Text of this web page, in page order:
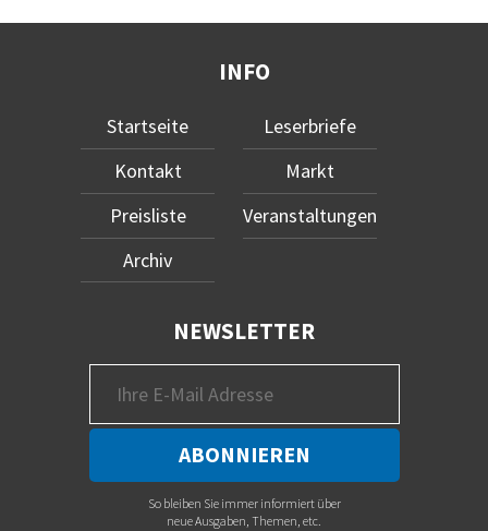
INFO
Startseite
Kontakt
Preisliste
Archiv
Leserbriefe
Markt
Veranstaltungen
NEWSLETTER
So bleiben Sie immer informiert über
neue Ausgaben, Themen, etc.